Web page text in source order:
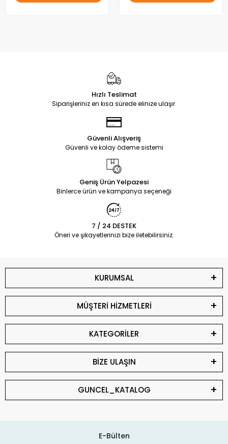
Hızlı Teslimat
Siparişleriniz en kısa sürede elinize ulaşır.
Güvenli Alışveriş
Güvenli ve kolay ödeme sistemi
Geniş Ürün Yelpazesi
Binlerce ürün ve kampanya seçeneği
7 / 24 DESTEK
Öneri ve şikayetlerinizi bize iletebilirsiniz.
KURUMSAL
MÜŞTERİ HİZMETLERİ
KATEGORİLER
BİZE ULAŞIN
GUNCEL_KATALOG
E-Bülten